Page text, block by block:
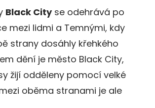
Black Cityse odehrává po
mezi lidmi a Temnými, kdy
strany dosáhly křehkého
dění je město Black City,
žijí odděleny pomocí velké
oběma stranami je ale